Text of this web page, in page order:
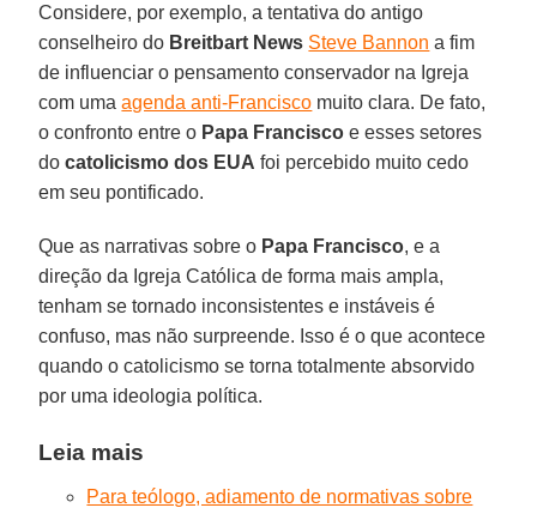
Considere, por exemplo, a tentativa do antigo
conselheiro do Breitbart News Steve Bannon a fim
de influenciar o pensamento conservador na Igreja
com umaagenda anti-Francisco muito clara. De fato,
o confronto entre o Papa Francisco e esses setores
docatolicismo dos EUA foi percebido muito cedo
em seu pontificado.
Que as narrativas sobre o Papa Francisco, e a
direção da Igreja Católica de forma mais ampla,
tenham se tornado inconsistentes e instáveis é
confuso, mas não surpreende. Isso é o que acontece
quando o catolicismo se torna totalmente absorvido
por uma ideologia política.
Leia mais
Para teólogo, adiamento de normativas sobre